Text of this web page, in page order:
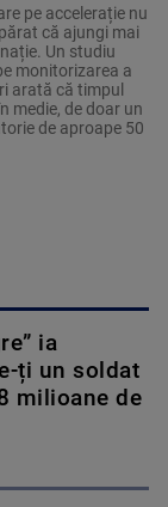
pe accelerație nu
că ajungi mai
Un studiu
monitorizarea a
arată că timpul
medie, de doar un
de aproape 50
ia
ți un soldat
milioane de